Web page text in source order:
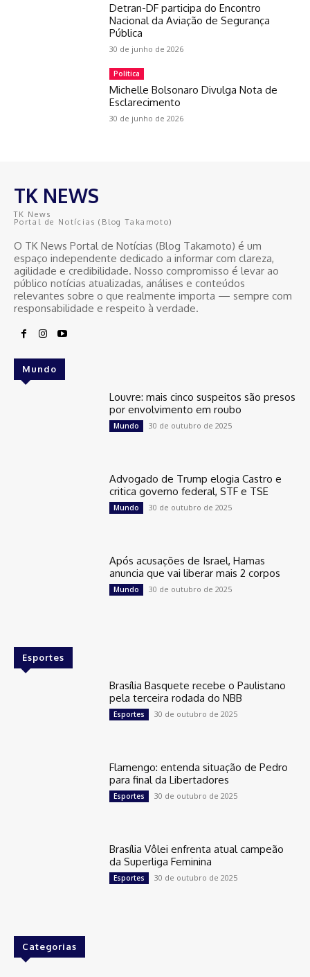
Detran-DF participa do Encontro
Nacional da Aviação de Segurança
Pública
30 de junho de 2026
Política
Michelle Bolsonaro Divulga Nota de
Esclarecimento
30 de junho de 2026
TK NEWS
TK News
Portal de Notícias (Blog Takamoto)
O TK News Portal de Notícias (Blog Takamoto) é um
espaço independente dedicado a informar com clareza,
agilidade e credibilidade. Nosso compromisso é levar ao
público notícias atualizadas, análises e conteúdos
relevantes sobre o que realmente importa — sempre com
responsabilidade e respeito à verdade.
Mundo
Louvre: mais cinco suspeitos são presos
por envolvimento em roubo
Mundo 30 de outubro de 2025
Advogado de Trump elogia Castro e
critica governo federal, STF e TSE
Mundo 30 de outubro de 2025
Após acusações de Israel, Hamas
anuncia que vai liberar mais 2 corpos
Mundo 30 de outubro de 2025
Esportes
Brasília Basquete recebe o Paulistano
pela terceira rodada do NBB
Esportes 30 de outubro de 2025
Flamengo: entenda situação de Pedro
para final da Libertadores
Esportes 30 de outubro de 2025
Brasília Vôlei enfrenta atual campeão
da Superliga Feminina
Esportes 30 de outubro de 2025
Categorias